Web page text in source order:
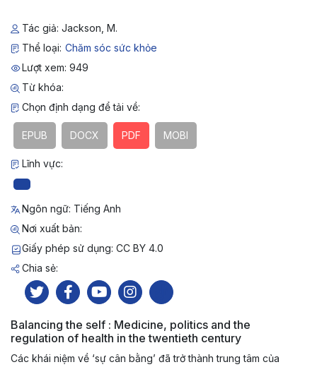
Tác giả: Jackson, M.
Thể loại: Chăm sóc sức khỏe
Lượt xem: 949
Từ khóa:
Chọn định dạng để tải về:
EPUB DOCX PDF MOBI
Lĩnh vực:
Ngôn ngữ: Tiếng Anh
Nơi xuất bản:
Giấy phép sử dụng: CC BY 4.0
Chia sẻ:
Balancing the self : Medicine, politics and the
regulation of health in the twentieth century
Các khái niệm về ‘sự cân bằng’ đã trở thành trung tâm của